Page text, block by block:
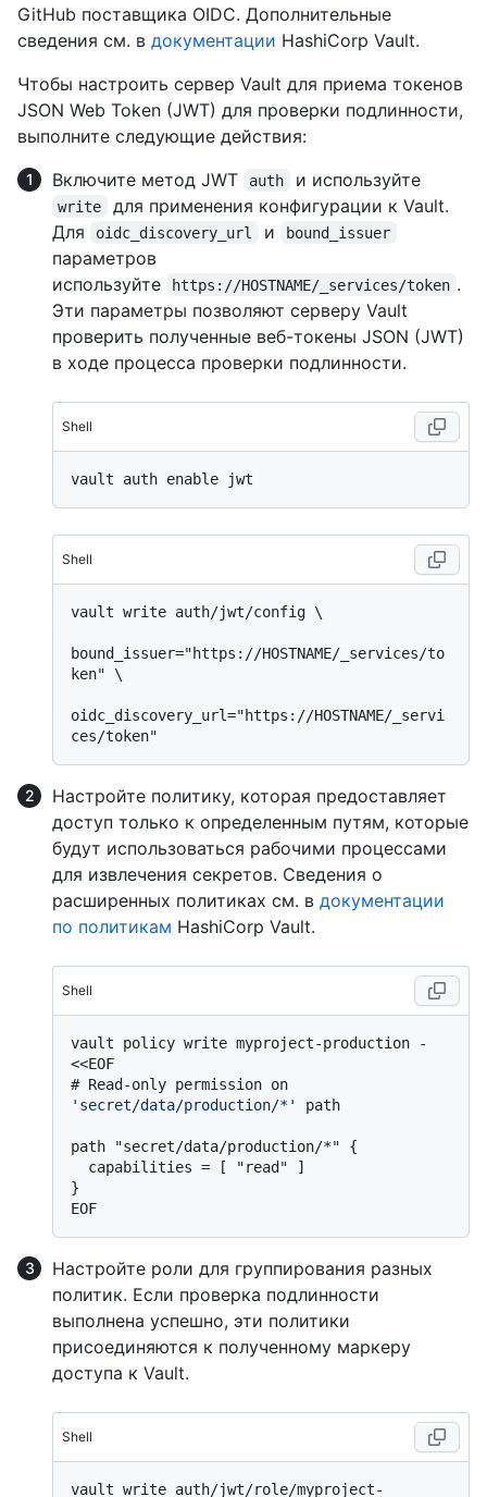
GitHub поставщика OIDC. Дополнительные
сведения см. в документации HashiCorp Vault.
Чтобы настроить сервер Vault для приема токенов
JSON Web Token (JWT) для проверки подлинности,
выполните следующие действия:
Включите метод JWT
auth и используйте
write
для применения конфигурации к Vault.
Для
oidc_discovery_url и bound_issuer
параметров
используйте
https://HOSTNAME/_services/token .
Эти параметры позволяют серверу Vault
проверить полученные веб-токены JSON (JWT)
в ходе процесса проверки подлинности.
Shell
Shell
vault write auth/jwt/config \
bound_issuer="https://HOSTNAME/_services/to
ken" \
oidc_discovery_url="https://HOSTNAME/_servi
Настройте политику, которая предоставляет
доступ только к определенным путям, которые
будут использоваться рабочими процессами
для извлечения секретов. Сведения о
расширенных политиках см. в документации
по политикам HashiCorp Vault.
Shell
vault policy write myproject-production -
#
'secret/data/production/*'
path
path "secret/data/production/*" {
}
Настройте роли для группирования разных
политик. Если проверка подлинности
выполнена успешно, эти политики
присоединяются к полученному маркеру
доступа к Vault.
Shell
vault write auth/jwt/role/myproject-